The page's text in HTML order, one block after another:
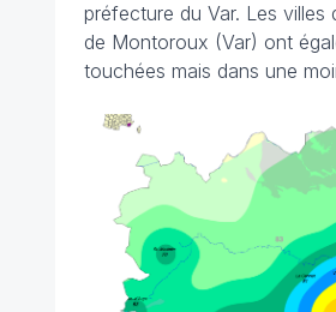
préfecture du Var. Les villes
de Montoroux (Var) ont
touchées mais dans une